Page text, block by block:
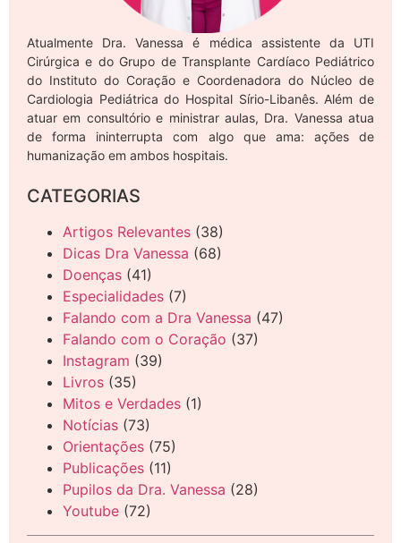
Atualmente Dra. Vanessa é médica assistente da UTI
Cirúrgica e do Grupo de Transplante Cardíaco Pediátrico
do Instituto do Coração e Coordenadora do Núcleo de
Cardiologia Pediátrica do Hospital Sírio-Libanês. Além de
atuar em consultório e ministrar aulas, Dra. Vanessa atua
de forma ininterrupta com algo que ama: ações de
humanização em ambos hospitais.
CATEGORIAS
Artigos Relevantes (38)
Dicas Dra Vanessa (68)
Doenças (41)
Especialidades (7)
Falando com a Dra Vanessa (47)
Falando com o Coração (37)
Instagram (39)
Livros (35)
Mitos e Verdades (1)
Notícias (73)
Orientações (75)
Publicações (11)
Pupilos da Dra. Vanessa (28)
Youtube (72)